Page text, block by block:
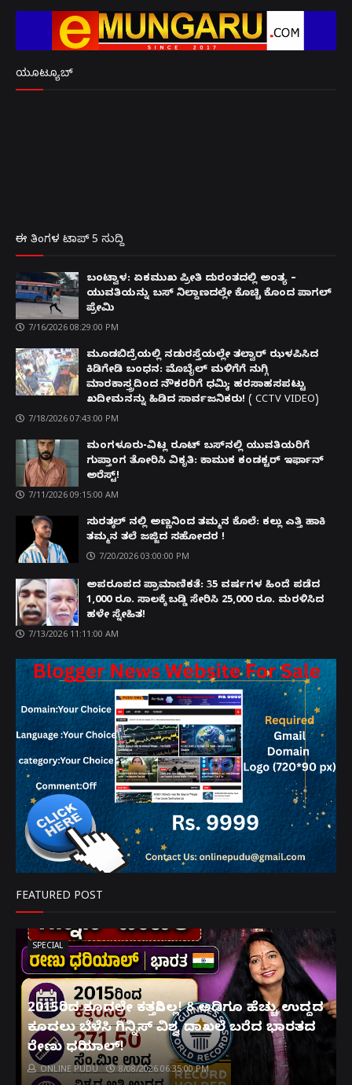
ಯೂಟ್ಯೂಬ್
ಈ ತಿಂಗಳ ಟಾಪ್ 5 ಸುದ್ದಿ
ಬಂಟ್ವಾಳ: ಏಕಮುಖ ಪ್ರೀತಿ ದುರಂತದಲ್ಲಿ ಅಂತ್ಯ –
ಯುವತಿಯನ್ನು ಬಸ್ ನಿಲ್ದಾಣದಲ್ಲೇ ಕೊಚ್ಚಿ ಕೊಂದ ಪಾಗಲ್
ಪ್ರೇಮಿ
7/16/2026 08:29:00 PM
ಮೂಡಬಿದ್ರೆಯಲ್ಲಿ ನಡುರಸ್ತೆಯಲ್ಲೇ ತಲ್ವಾರ್ ಝಳಪಿಸಿದ
ಕಿಡಿಗೇಡಿ ಬಂಧನ: ಮೊಬೈಲ್ ಮಳಿಗೆಗೆ ನುಗ್ಗಿ
ಮಾರಕಾಸ್ತ್ರದಿಂದ ನೌಕರರಿಗೆ ಧಮ್ಕಿ; ಹರಸಾಹಸಪಟ್ಟು
ಖದೀಮನನ್ನು ಹಿಡಿದ ಸಾರ್ವಜನಿಕರು! ( CCTV VIDEO)
7/18/2026 07:43:00 PM
ಮಂಗಳೂರು-ವಿಟ್ಲ ರೂಟ್ ಬಸ್‌ನಲ್ಲಿ ಯುವತಿಯರಿಗೆ
ಗುಪ್ತಾಂಗ ತೋರಿಸಿ ವಿಕೃತಿ: ಕಾಮುಕ ಕಂಡಕ್ಟರ್ ಇರ್ಫಾನ್
ಅರೆಸ್ಟ್!
7/11/2026 09:15:00 AM
ಸುರತ್ಕಲ್ ನಲ್ಲಿ ಅಣ್ಣನಿಂದ ತಮ್ಮನ ಕೊಲೆ: ಕಲ್ಲು ಎತ್ತಿ ಹಾಕಿ
ತಮ್ಮನ ತಲೆ ಜಜ್ಜಿದ ಸಹೋದರ !
7/20/2026 03:00:00 PM
ಅಪರೂಪದ ಪ್ರಾಮಾಣಿಕತೆ: 35 ವರ್ಷಗಳ ಹಿಂದೆ ಪಡೆದ
1,000 ರೂ. ಸಾಲಕ್ಕೆ ಬಡ್ಡಿ ಸೇರಿಸಿ 25,000 ರೂ. ಮರಳಿಸಿದ
ಹಳೇ ಸ್ನೇಹಿತ!
7/13/2026 11:11:00 AM
FEATURED POST
SPECIAL
2015ರಿಂದ ಕೂದಲೇ ಕತ್ತರಿಸಿಲ್ಲ! 8 ಅಡಿಗೂ ಹೆಚ್ಚು ಉದ್ದದ
ಕೂದಲು ಬೆಳೆಸಿ ಗಿನ್ನಿಸ್ ವಿಶ್ವ ದಾಖಲೆ ಬರೆದ ಭಾರತದ
ರೇಣು ಧರಿಯಾಲ್!
ONLINE PUDU 8/08/2026 06:35:00 PM